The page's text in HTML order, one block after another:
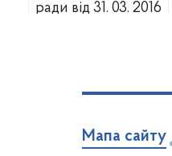
ради від 31. 03. 2016
виконавчих
Мапа сайту